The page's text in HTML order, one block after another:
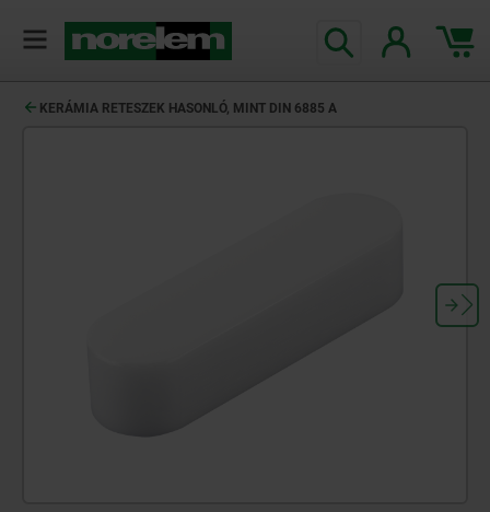
KERÁMIA RETESZEK HASONLÓ, MINT DIN 6885 A